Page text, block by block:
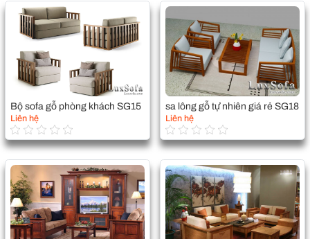
Bộ sofa gỗ phòng khách SG15
Liên hệ
sa lông gỗ tự nhiên giá rẻ SG18
Liên hệ